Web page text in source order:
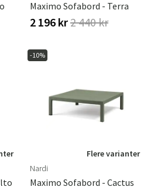
Maximo Sofabord - Terra
2 196 kr2 440 kr
-10%
Flere varianter
Nardi
Maximo Sofabord - Cactus